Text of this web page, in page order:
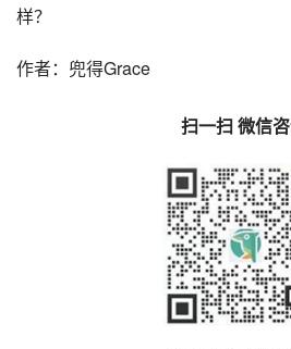
样？
作者：兜得Grace
扫一扫 微信